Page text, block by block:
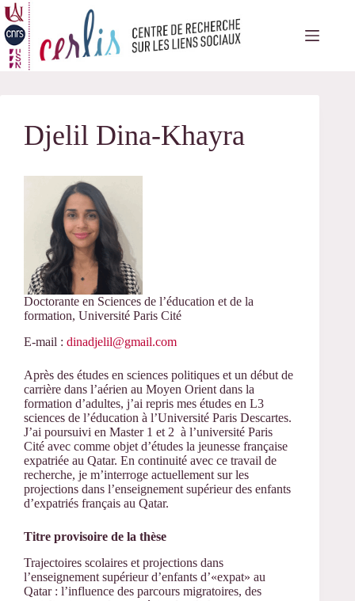
Passer
au
contenu
Djelil Dina-Khayra
Doctorante en Sciences de l’éducation et de la
formation, Université Paris Cité
E-mail : dinadjelil@gmail.com
Après des études en sciences politiques et un début de
carrière dans l’aérien au Moyen Orient dans la
formation d’adultes, j’ai repris mes études en L3
sciences de l’éducation à l’Université Paris Descartes.
J’ai poursuivi en Master 1 et 2 à l’université Paris
Cité avec comme objet d’études la jeunesse française
expatriée au Qatar. En continuité avec ce travail de
recherche, je m’interroge actuellement sur les
projections dans l’enseignement supérieur des enfants
d’expatriés français au Qatar.
Titre provisoire de la thèse
Trajectoires scolaires et projections dans
l’enseignement supérieur d’enfants d’«expat» au
Qatar : l’influence des parcours migratoires, des